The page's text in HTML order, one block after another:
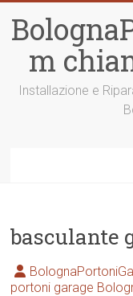
contenuto
m
Installazione e
basculante
portoni garage